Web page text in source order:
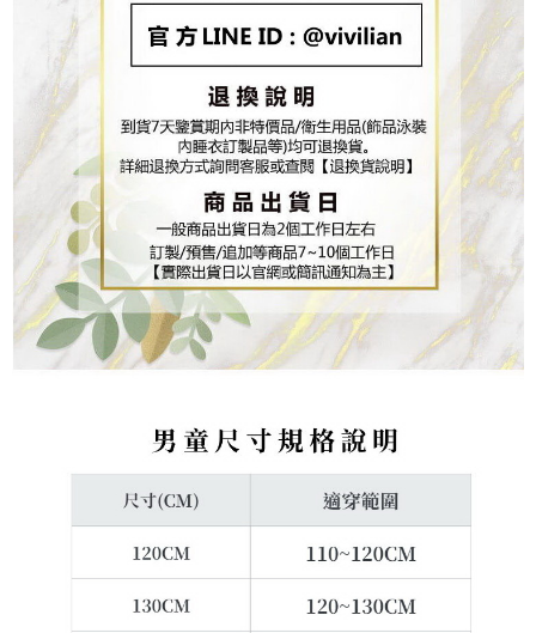
４．使用「AFTEE先享後付」時，將依據個別帳號之用戶狀況，依本公司即
時審查核予不同之上限額度；若仍有額度不足之情形，本公司將視審查結果
請求用戶進行身份認證。
５．嚴禁一人註冊多個帳號或使用他人資訊註冊。若發現惡意使用之情形，
恩沛科技股份有限公司將有權停止該用戶之使用額度並採取法律行動。